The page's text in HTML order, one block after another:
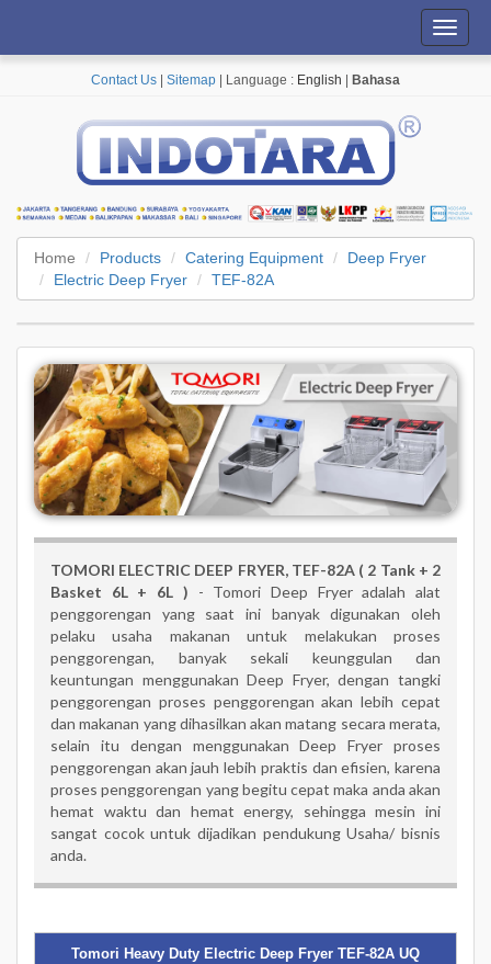
Contact Us Sitemap | Language : English Bahasa
Home Products Catering Equipment
Deep Fryer
Electric Deep Fryer
TEF-82A
TOMORI ELECTRIC DEEP FRYER, TEF-82A ( 2 Tank + 2
Basket 6L + 6L ) - Tomori Deep Fryer adalah alat
penggorengan yang saat ini banyak digunakan oleh
pelaku usaha makanan untuk melakukan proses
penggorengan, banyak sekali keunggulan dan
keuntungan menggunakan Deep Fryer, dengan tangki
penggorengan proses penggorengan akan lebih cepat
dan makanan yang dihasilkan akan matang secara merata,
selain itu dengan menggunakan Deep Fryer proses
penggorengan akan jauh lebih praktis dan efisien, karena
proses penggorengan yang begitu cepat maka anda akan
hemat waktu dan hemat energy, sehingga mesin ini
sangat cocok untuk dijadikan pendukung Usaha/ bisnis
anda.
Tomori Heavy Duty Electric Deep Fryer TEF-82A UQ